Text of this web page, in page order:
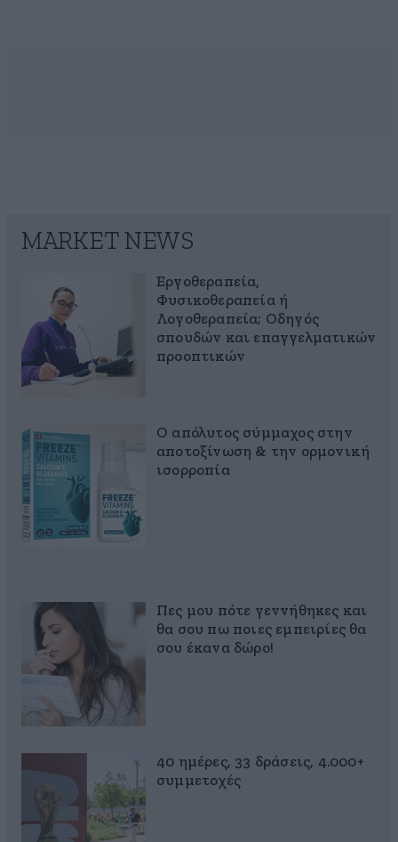
MARKET NEWS
Εργοθεραπεία,
Φυσικοθεραπεία ή
Λογοθεραπεία; Οδηγός
σπουδών και επαγγελματικών
προοπτικών
Ο απόλυτος σύμμαχος στην
αποτοξίνωση & την ορμονική
ισορροπία
Πες μου πότε γεννήθηκες και
θα σου πω ποιες εμπειρίες θα
σου έκανα δώρο!
40 ημέρες, 33 δράσεις, 4.000+
συμμετοχές